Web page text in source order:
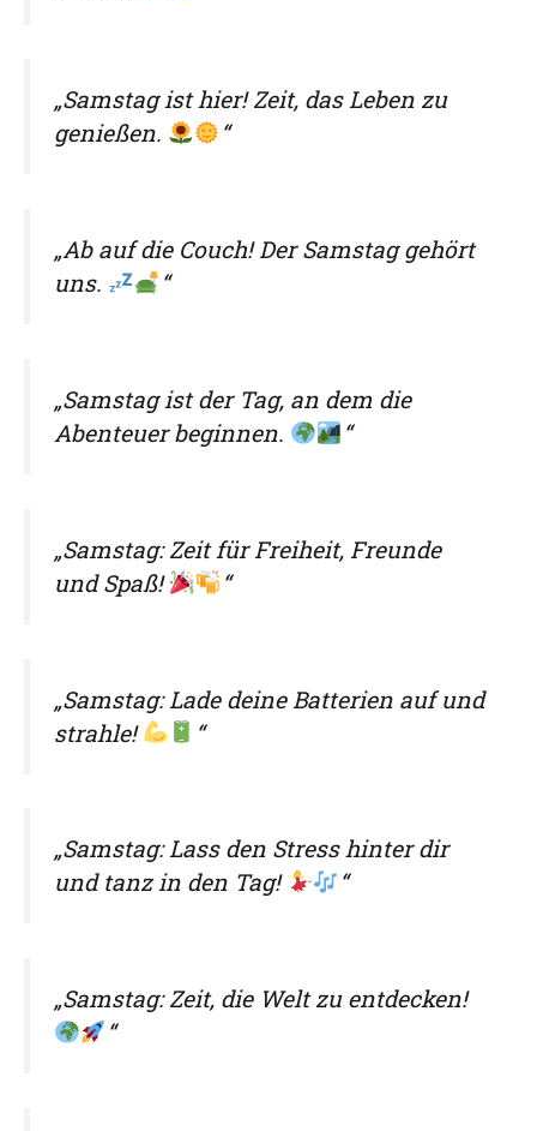
„Samstag ist hier! Zeit, das Leben zu
genießen.
“
„Ab auf die Couch! Der Samstag gehört
uns.
“
„Samstag ist der Tag, an dem die
Abenteuer beginnen.
“
„Samstag: Zeit für Freiheit, Freunde
und Spaß!
“
„Samstag: Lade deine Batterien auf und
strahle!
“
„Samstag: Lass den Stress hinter dir
und tanz in den Tag!
“
„Samstag: Zeit, die Welt zu entdecken!
“